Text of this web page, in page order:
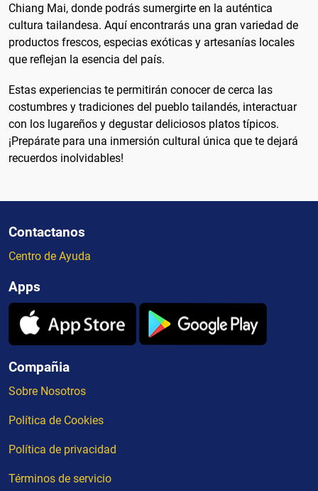
Chiang Mai, donde podrás sumergirte en la auténtica
cultura tailandesa. Aquí encontrarás una gran variedad de
productos frescos, especias exóticas y artesanías locales
que reflejan la esencia del país.
Estas experiencias te permitirán conocer de cerca las
costumbres y tradiciones del pueblo tailandés, interactuar
con los lugareños y degustar deliciosos platos típicos.
¡Prepárate para una inmersión cultural única que te dejará
recuerdos inolvidables!
Contactanos
Centro de Ayuda
Apps
Compañia
Sobre Nosotros
Política de Cookies
Política de privacidad
Términos de servicio